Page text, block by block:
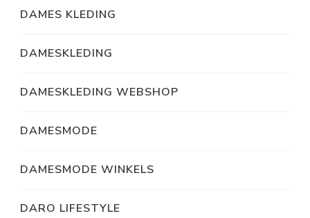
DAMES KLEDING
DAMESKLEDING
DAMESKLEDING WEBSHOP
DAMESMODE
DAMESMODE WINKELS
DARO LIFESTYLE